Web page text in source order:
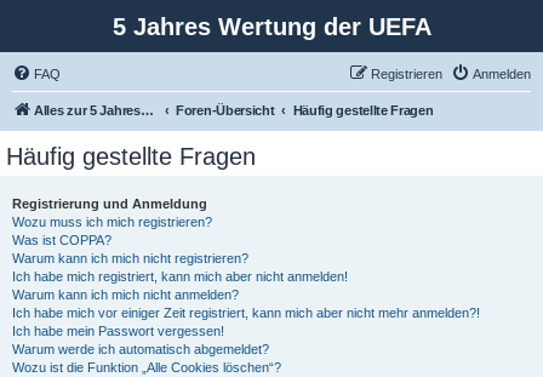
5 Jahres Wertung der UEFA
FAQ Anmelden
Registrieren
Alles zur 5 Jahreswertung / Tabelle der UEFA mit vielen Statistiken. Foren-Übersicht Häufig gestellte Fragen
Häufig gestellte Fragen
Registrierung und Anmeldung
Wozu muss ich mich registrieren?
Was ist COPPA?
Warum kann ich mich nicht registrieren?
Ich habe mich registriert, kann mich aber nicht anmelden!
Warum kann ich mich nicht anmelden?
Ich habe mich vor einiger Zeit registriert, kann mich aber nicht mehr anmelden?!
Ich habe mein Passwort vergessen!
Warum werde ich automatisch abgemeldet?
Wozu ist die Funktion „Alle Cookies löschen“?